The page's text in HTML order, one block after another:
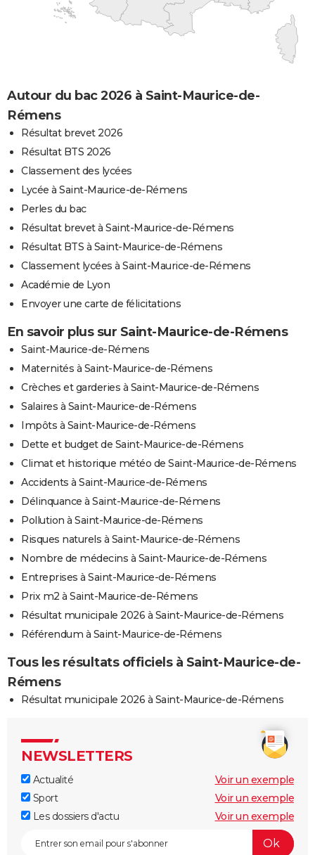
Autour du bac 2026 à Saint-Maurice-de-
Rémens
Résultat brevet 2026
Résultat BTS 2026
Classement des lycées
Lycée à Saint-Maurice-de-Rémens
Perles du bac
Résultat brevet à Saint-Maurice-de-Rémens
Résultat BTS à Saint-Maurice-de-Rémens
Classement lycées à Saint-Maurice-de-Rémens
Académie de Lyon
Envoyer une carte de félicitations
En savoir plus sur Saint-Maurice-de-Rémens
Saint-Maurice-de-Rémens
Maternités à Saint-Maurice-de-Rémens
Crèches et garderies à Saint-Maurice-de-Rémens
Salaires à Saint-Maurice-de-Rémens
Impôts à Saint-Maurice-de-Rémens
Dette et budget de Saint-Maurice-de-Rémens
Climat et historique météo de Saint-Maurice-de-Rémens
Accidents à Saint-Maurice-de-Rémens
Délinquance à Saint-Maurice-de-Rémens
Pollution à Saint-Maurice-de-Rémens
Risques naturels à Saint-Maurice-de-Rémens
Nombre de médecins à Saint-Maurice-de-Rémens
Entreprises à Saint-Maurice-de-Rémens
Prix m2 à Saint-Maurice-de-Rémens
Résultat municipale 2026 à Saint-Maurice-de-Rémens
Référendum à Saint-Maurice-de-Rémens
Tous les résultats officiels à Saint-Maurice-de-
Rémens
Résultat municipale 2026 à Saint-Maurice-de-Rémens
NEWSLETTERS
Actualité
Voir un exemple
Sport
Voir un exemple
Les dossiers d'actu
Voir un exemple